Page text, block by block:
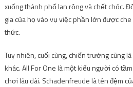
xuống thành phố lan rộng và chết chóc.
gia của họ vào vụ việc phần lớn được
thức.
Tuy nhiên, cuối cùng, chiến trường cũng
khác. All For One là một kiểu người có
chơi lâu dài. Schadenfreude là tên đệm